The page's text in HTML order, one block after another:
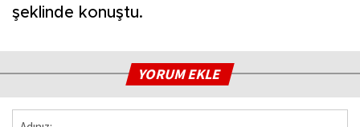
şeklinde konuştu.
YORUM EKLE